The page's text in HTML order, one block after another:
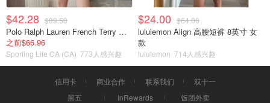
$42.28 $89.50
Polo Ralph Lauren French Terry 女童连帽卫衣 7-16码
之前$66.96
Sporting Life CA (CA) 773人感兴趣
$24.00 $64.00
lululemon Align 高腰短裤 8英寸 女
款
lululemon 714人感兴趣
信用卡 商业合作 联系我们
双十一
黑五
InRewards
饭团外卖